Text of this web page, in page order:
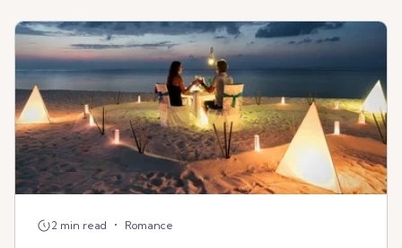
2 min read • Romance